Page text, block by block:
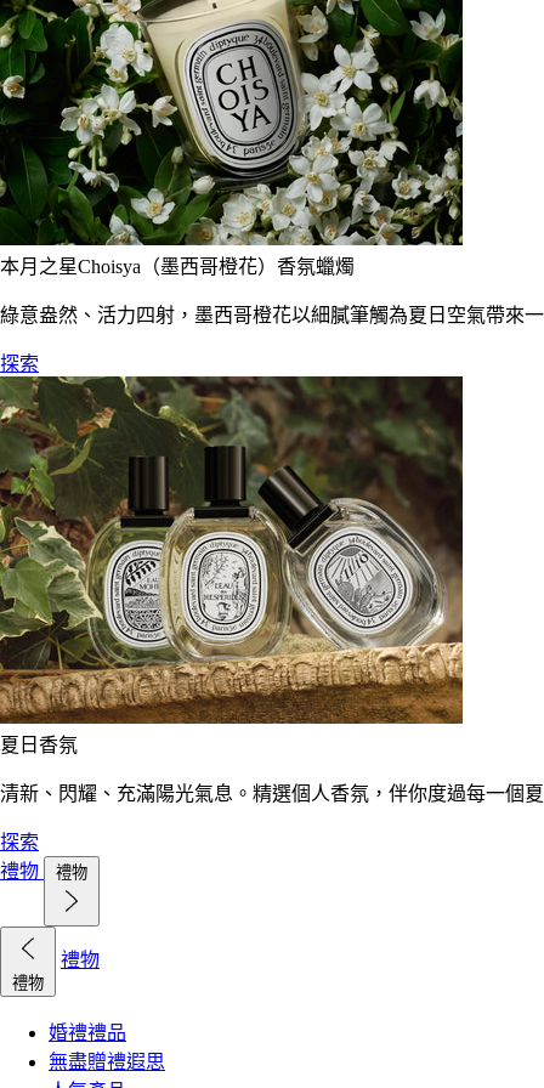
本月之星Choisya（墨西哥橙花）香氛蠟燭
綠意盎然、活力四射，墨西哥橙花以細膩筆觸為夏日空氣帶來
探索
夏日香氛
清新、閃耀、充滿陽光氣息。精選個人香氛，伴你度過每一個
探索
禮物
禮物
禮物
禮物
婚禮禮品
無盡贈禮遐思